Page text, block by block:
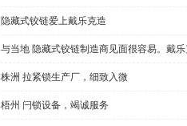
隐藏式铰链爱上戴乐克造
与当地 隐藏式铰链制造商见面很容易。戴
株洲 拉紧锁生产厂，细致入微
梧州 闩锁设备，竭诚服务